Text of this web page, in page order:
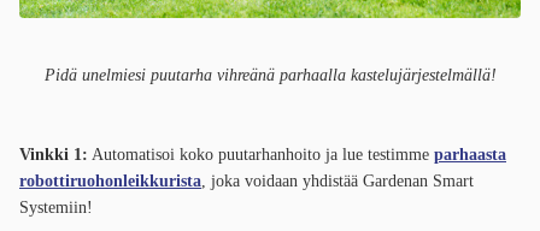
Pidä unelmiesi puutarha vihreänä parhaalla kastelujärjestelmällä!
Vinkki 1: Automatisoi koko puutarhanhoito ja lue testimme parhaasta
robottiruohonleikkurista, joka voidaan yhdistää Gardenan Smart
Systemiin!